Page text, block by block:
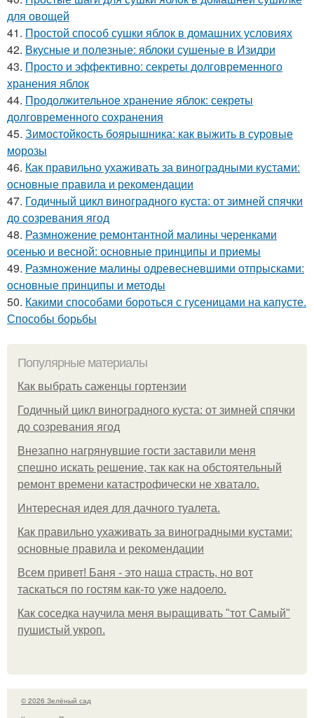
для овощей
41. Простой способ сушки яблок в домашних условиях
42. Вкусные и полезные: яблоки сушеные в Изидри
43. Просто и эффективно: секреты долговременного
хранения яблок
44. Продолжительное хранение яблок: секреты
долговременного сохранения
45. Зимостойкость боярышника: как выжить в суровые
морозы
46. Как правильно ухаживать за виноградными кустами:
основные правила и рекомендации
47. Годичный цикл виноградного куста: от зимней спячки
до созревания ягод
48. Размножение ремонтантной малины черенками
осенью и весной: основные принципы и приемы
49. Размножение малины одревесневшими отпрысками:
основные принципы и методы
50. Какими способами бороться с гусеницами на капусте.
Способы борьбы
Популярные материалы
Как выбрать саженцы гортензии
Годичный цикл виноградного куста: от зимней спячки
до созревания ягод
Внезапно нагрянувшие гости заставили меня
спешно искать решение, так как на обстоятельный
ремонт времени катастрофически не хватало.
Интересная идея для дачного туалета.
Как правильно ухаживать за виноградными кустами:
основные правила и рекомендации
Всем привет! Баня - это наша страсть, но вот
таскаться по гостям как-то уже надоело.
Как соседка научила меня выращивать "тот Самый"
пушистый укроп.
© 2026 Зелёный сад